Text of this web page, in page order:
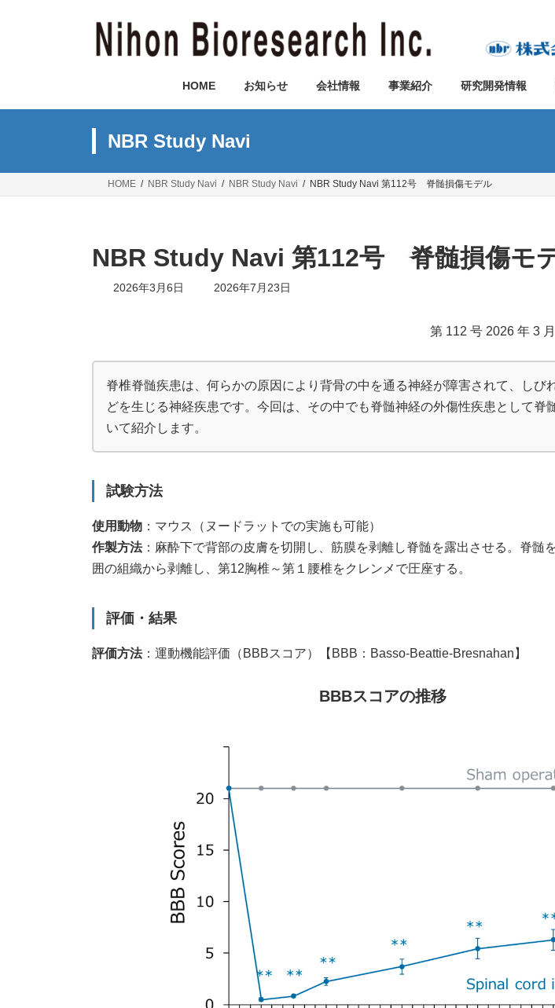
HOME お知らせ 会社情報 事業紹介 研究開発情報
NBR Study Navi
HOME NBR Study Navi NBR Study Navi NBR Study Navi 第112号 脊髄損傷モデル
NBR Study Navi 第112号 脊髄損傷モ
2026年3月6日
最
2026年7月23日
第 112 号 2026 年 3
脊椎脊髄疾患は、何らかの原因により背骨の中を通る神経が障害されて、しび
どを生じる神経疾患です。今回は、その中でも脊髄神経の外傷性疾患として脊
いて紹介します。
試験方法
使用動物 ：マウス（ヌードラットでの実施も可能）
作製方法：麻酔下で背部の皮膚を切開し、筋膜を剥離し脊髄を露出させる。脊髄
囲の組織から剥離し、第12胸椎～第１腰椎をクレンメで圧座する。
評価・結果
評価方法：運動機能評価（BBBスコア）【BBB：Basso-Beattie-Bresnahan】
BBBスコアの推移